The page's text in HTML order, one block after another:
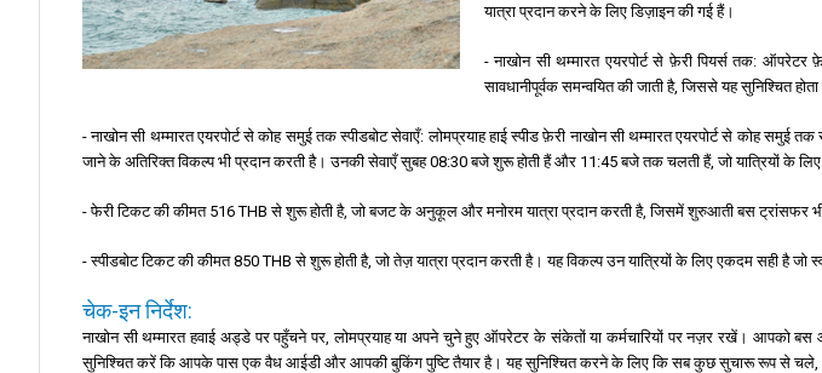
यात्रा प्रदान करने के लिए डिज़ाइन की गई हैं।
- नाखोन सी थम्मारत एयरपोर्ट से फ़ेरी पियर्स तक:
सावधानीपूर्वक समन्वयित की जाती है, जिससे यह सुनिश्चित
- नाखोन सी थम्मारत एयरपोर्ट से कोह समुई तक स्पीडबोट सेवाएँ: लोमप्रयाह हाई स्पीड फ़ेरी नाखोन सी थम्मारत एयरपोर्ट से कोह
जाने के अतिरिक्त विकल्प भी प्रदान करती है। उनकी सेवाएँ सुबह 08:30 बजे शुरू होती हैं और 11:45 बजे तक चलती हैं, जो यात्रियों के
- फेरी टिकट की कीमत 516 THB से शुरू होती है, जो बजट के अनुकूल और मनोरम यात्रा प्रदान करती है, जिसमें शुरुआती बस ट्रांसफर
- स्पीडबोट टिकट की कीमत 850 THB से शुरू होती है, जो तेज़ यात्रा प्रदान करती है। यह विकल्प उन यात्रियों के लिए एकदम सही है जो
चेक-इन निर्देश:
नाखोन सी थम्मारत हवाई अड्डे पर पहुँचने पर, लोमप्रयाह या अपने चुने हुए ऑपरेटर के संकेतों या कर्मचारियों पर नज़र रखें।
सुनिश्चित करें कि आपके पास एक वैध आईडी और आपकी बुकिंग पुष्टि तैयार है। यह सुनिश्चित करने के लिए कि सब कुछ सुचारू रूप से